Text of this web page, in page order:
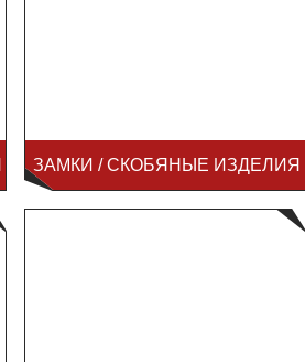
ЗАМКИ / СКОБЯНЫЕ ИЗДЕЛИЯ